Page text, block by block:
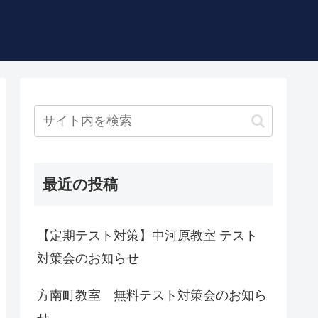
最近の投稿
【定期テスト対策】中河原教室 テスト
対策会のお知らせ
方南町教室 無料テスト対策会のお知ら